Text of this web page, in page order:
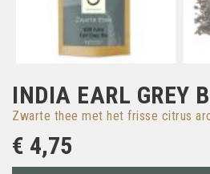
INDIA EARL GREY
Zwarte thee met het frisse citrus
€ 4,75